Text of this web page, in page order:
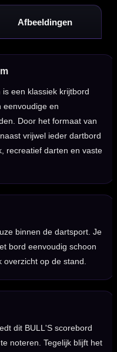
Afbeeldingen
een klassiek krijtbord
eenvoudige en
Door het formaat van
vrijwel ieder dartbord
recreatief darten en vaste
binnen de dartsport. Je
bord eenvoudig schoon
op de stand.
dit BULL'S scorebord
noteren. Tegelijk blijft het